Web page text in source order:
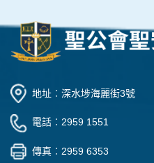
地址︰深水埗海麗街3號
電話︰2959 1551
傳真︰2959 6353